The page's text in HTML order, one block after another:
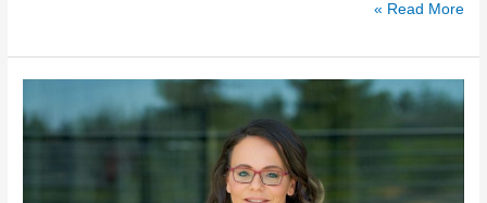
Read More »
עדכון
פסיקה
–